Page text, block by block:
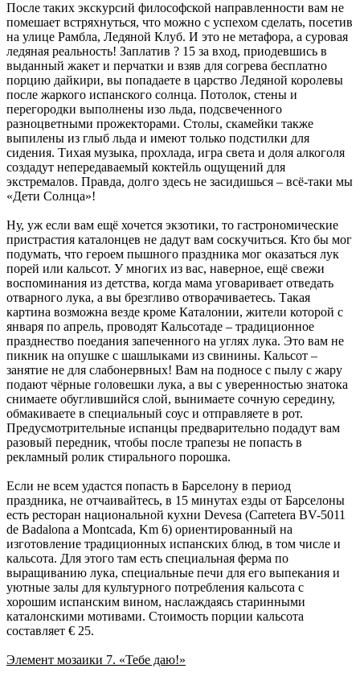
После таких экскурсий философской направленности вам не
помешает встряхнуться, что можно с успехом сделать, посетив
на улице Рамбла, Ледяной Клуб. И это не метафора, а суровая
ледяная реальность! Заплатив ? 15 за вход, приодевшись в
выданный жакет и перчатки и взяв для согрева бесплатно
порцию дайкири, вы попадаете в царство Ледяной королевы
после жаркого испанского солнца. Потолок, стены и
перегородки выполнены изо льда, подсвеченного
разноцветными прожекторами. Столы, скамейки также
выпилены из глыб льда и имеют только подстилки для
сидения. Тихая музыка, прохлада, игра света и доля алкоголя
создадут непередаваемый коктейль ощущений для
экстремалов. Правда, долго здесь не засидишься – всё-таки мы
«Дети Солнца»!
Ну, уж если вам ещё хочется экзотики, то гастрономические
пристрастия каталонцев не дадут вам соскучиться. Кто бы мог
подумать, что героем пышного праздника мог оказаться лук
порей или кальсот. У многих из вас, наверное, ещё свежи
воспоминания из детства, когда мама уговаривает отведать
отварного лука, а вы брезгливо отворачиваетесь. Такая
картина возможна везде кроме Каталонии, жители которой с
января по апрель, проводят Кальсотаде – традиционное
празднество поедания запеченного на углях лука. Это вам не
пикник на опушке с шашлыками из свинины. Кальсот –
занятие не для слабонервных! Вам на подносе с пылу с жару
подают чёрные головешки лука, а вы с уверенностью знатока
снимаете обуглившийся слой, вынимаете сочную середину,
обмакиваете в специальный соус и отправляете в рот.
Предусмотрительные испанцы предварительно подадут вам
разовый передник, чтобы после трапезы не попасть в
рекламный ролик стирального порошка.
Если не всем удастся попасть в Барселону в период
праздника, не отчаивайтесь, в 15 минутах езды от Барселоны
есть ресторан национальной кухни Devesa (Carretera BV-5011
de Badalona a Montcada, Km 6) ориентированный на
изготовление традиционных испанских блюд, в том числе и
кальсота. Для этого там есть специальная ферма по
выращиванию лука, специальные печи для его выпекания и
уютные залы для культурного потребления кальсота с
хорошим испанским вином, наслаждаясь старинными
каталонскими мотивами. Стоимость порции кальсота
составляет € 25.
Элемент мозаики 7. «Тебе даю!»